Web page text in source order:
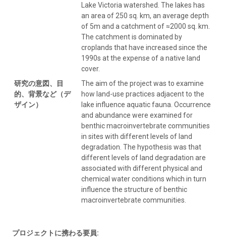
Lake Victoria watershed. The lakes has
an area of 250 sq. km, an average depth
of 5m and a catchment of ≈2000 sq. km.
The catchment is dominated by
croplands that have increased since the
1990s at the expense of a native land
cover.
研究の意図、目
的、背景など（デ
ザイン）
The aim of the project was to examine
how land-use practices adjacent to the
lake influence aquatic fauna. Occurrence
and abundance were examined for
benthic macroinvertebrate communities
in sites with different levels of land
degradation. The hypothesis was that
different levels of land degradation are
associated with different physical and
chemical water conditions which in turn
influence the structure of benthic
macroinvertebrate communities.
プロジェクトに携わる要員: